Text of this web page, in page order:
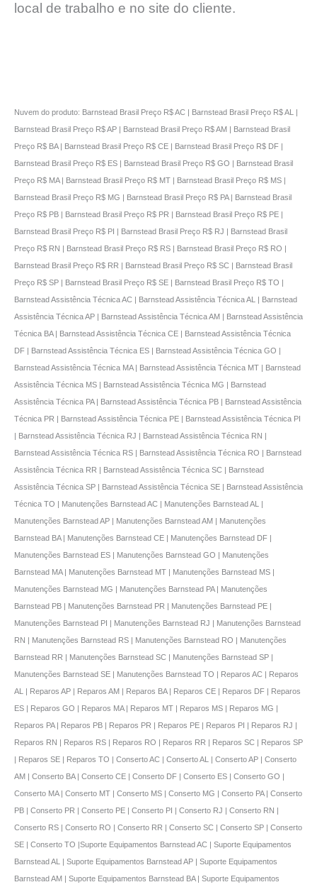
local de trabalho e no site do cliente.
Nuvem do produto: Barnstead Brasil Preço R$ AC | Barnstead Brasil Preço R$ AL |
Barnstead Brasil Preço R$ AP | Barnstead Brasil Preço R$ AM | Barnstead Brasil
Preço R$ BA | Barnstead Brasil Preço R$ CE | Barnstead Brasil Preço R$ DF |
Barnstead Brasil Preço R$ ES | Barnstead Brasil Preço R$ GO | Barnstead Brasil
Preço R$ MA | Barnstead Brasil Preço R$ MT | Barnstead Brasil Preço R$ MS |
Barnstead Brasil Preço R$ MG | Barnstead Brasil Preço R$ PA | Barnstead Brasil
Preço R$ PB | Barnstead Brasil Preço R$ PR | Barnstead Brasil Preço R$ PE |
Barnstead Brasil Preço R$ PI | Barnstead Brasil Preço R$ RJ | Barnstead Brasil
Preço R$ RN | Barnstead Brasil Preço R$ RS | Barnstead Brasil Preço R$ RO |
Barnstead Brasil Preço R$ RR | Barnstead Brasil Preço R$ SC | Barnstead Brasil
Preço R$ SP | Barnstead Brasil Preço R$ SE | Barnstead Brasil Preço R$ TO |
Barnstead Assistência Técnica AC | Barnstead Assistência Técnica AL | Barnstead
Assistência Técnica AP | Barnstead Assistência Técnica AM | Barnstead Assistência
Técnica BA | Barnstead Assistência Técnica CE | Barnstead Assistência Técnica
DF | Barnstead Assistência Técnica ES | Barnstead Assistência Técnica GO |
Barnstead Assistência Técnica MA | Barnstead Assistência Técnica MT | Barnstead
Assistência Técnica MS | Barnstead Assistência Técnica MG | Barnstead
Assistência Técnica PA | Barnstead Assistência Técnica PB | Barnstead Assistência
Técnica PR | Barnstead Assistência Técnica PE | Barnstead Assistência Técnica PI
| Barnstead Assistência Técnica RJ | Barnstead Assistência Técnica RN |
Barnstead Assistência Técnica RS | Barnstead Assistência Técnica RO | Barnstead
Assistência Técnica RR | Barnstead Assistência Técnica SC | Barnstead
Assistência Técnica SP | Barnstead Assistência Técnica SE | Barnstead Assistência
Técnica TO | Manutenções Barnstead AC | Manutenções Barnstead AL |
Manutenções Barnstead AP | Manutenções Barnstead AM | Manutenções
Barnstead BA | Manutenções Barnstead CE | Manutenções Barnstead DF |
Manutenções Barnstead ES | Manutenções Barnstead GO | Manutenções
Barnstead MA | Manutenções Barnstead MT | Manutenções Barnstead MS |
Manutenções Barnstead MG | Manutenções Barnstead PA | Manutenções
Barnstead PB | Manutenções Barnstead PR | Manutenções Barnstead PE |
Manutenções Barnstead PI | Manutenções Barnstead RJ | Manutenções Barnstead
RN | Manutenções Barnstead RS | Manutenções Barnstead RO | Manutenções
Barnstead RR | Manutenções Barnstead SC | Manutenções Barnstead SP |
Manutenções Barnstead SE | Manutenções Barnstead TO | Reparos AC | Reparos
AL | Reparos AP | Reparos AM | Reparos BA | Reparos CE | Reparos DF | Reparos
ES | Reparos GO | Reparos MA | Reparos MT | Reparos MS | Reparos MG |
Reparos PA | Reparos PB | Reparos PR | Reparos PE | Reparos PI | Reparos RJ |
Reparos RN | Reparos RS | Reparos RO | Reparos RR | Reparos SC | Reparos SP
| Reparos SE | Reparos TO | Conserto AC | Conserto AL | Conserto AP | Conserto
AM | Conserto BA | Conserto CE | Conserto DF | Conserto ES | Conserto GO |
Conserto MA | Conserto MT | Conserto MS | Conserto MG | Conserto PA | Conserto
PB | Conserto PR | Conserto PE | Conserto PI | Conserto RJ | Conserto RN |
Conserto RS | Conserto RO | Conserto RR | Conserto SC | Conserto SP | Conserto
SE | Conserto TO |Suporte Equipamentos Barnstead AC | Suporte Equipamentos
Barnstead AL | Suporte Equipamentos Barnstead AP | Suporte Equipamentos
Barnstead AM | Suporte Equipamentos Barnstead BA | Suporte Equipamentos